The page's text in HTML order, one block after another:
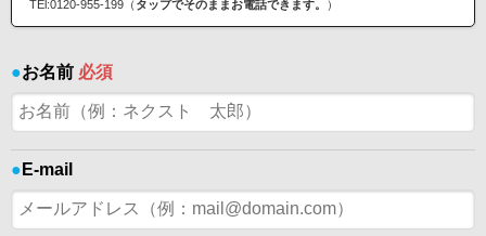
TEl:0120-955-199（ タップでそのままお電話できます。 ）
●お名前 必須
● E-mail